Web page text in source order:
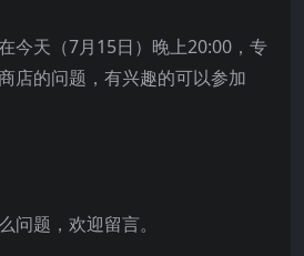
今天（7月15日）晚上20:00，专
店的问题，有兴趣的可以参加
问题，欢迎留言。